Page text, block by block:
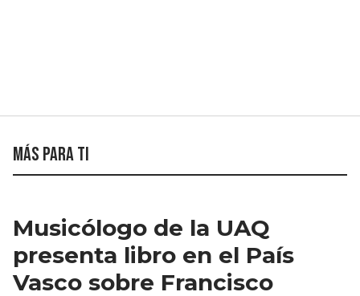
Más para ti
Musicólogo de la UAQ
presenta libro en el País
Vasco sobre Francisco